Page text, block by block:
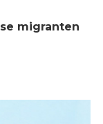
migranten